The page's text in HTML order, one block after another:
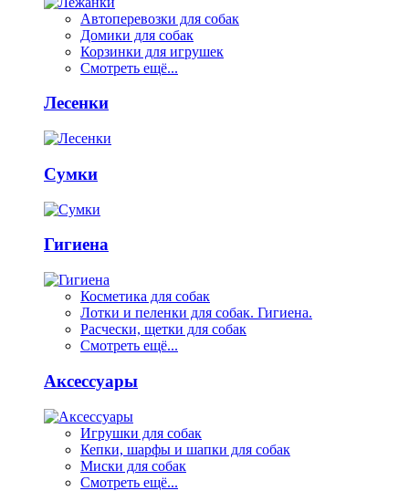
Автоперевозки для собак
Домики для собак
Корзинки для игрушек
Смотреть ещё...
Лесенки
Сумки
Гигиена
Косметика для собак
Лотки и пеленки для собак. Гигиена.
Расчески, щетки для собак
Смотреть ещё...
Аксессуары
Игрушки для собак
Кепки, шарфы и шапки для собак
Миски для собак
Смотреть ещё...